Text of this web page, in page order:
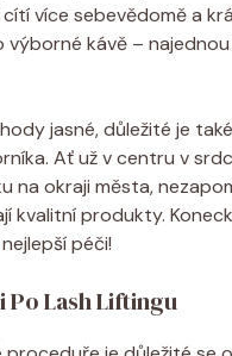
více sebevědomě ⁣a​
výborné kávě –
⁤jasné,⁤ důležité je
Ať už v centru v
na⁤ okraji města,
kvalitní ⁣produkty.
péči!
​Po Lash Liftingu